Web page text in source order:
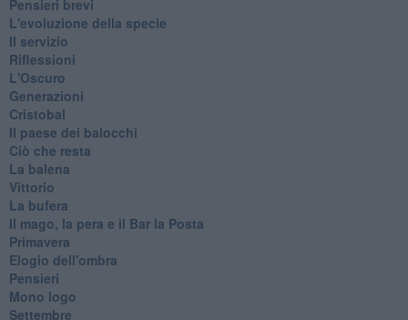
Pensieri brevi
L'evoluzione della specie
Il servizio
Riflessioni
L'Oscuro
Generazioni
Cristobal
Il paese dei balocchi
Ciò che resta
La balena
Vittorio
La bufera
Il mago, la pera e il Bar la Posta
Primavera
Elogio dell'ombra
Pensieri
Mono logo
Settembre